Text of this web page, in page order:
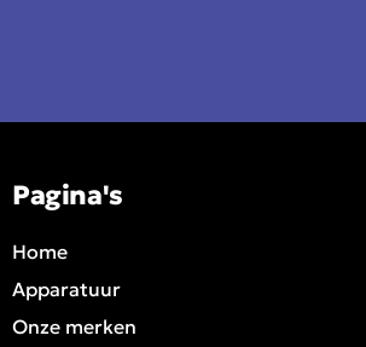
Pagina's
Home
Apparatuur
Onze merken